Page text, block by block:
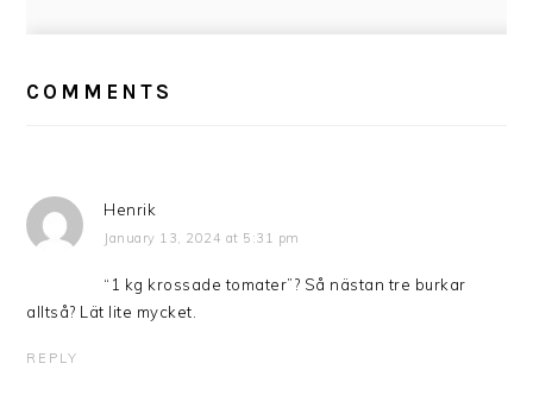
INTERACTIONS
COMMENTS
Henrik
January 13, 2024 at 5:31 pm
“1 kg krossade tomater”? Så nästan tre burkar
alltså? Lät lite mycket.
REPLY